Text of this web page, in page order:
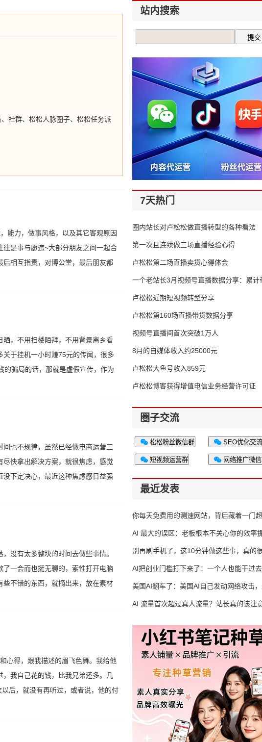
社群、松松人脉圈子、松松任务派
能力，做事风格，以及其它客观原因
是事与愿违~大部分朋友之间一起合
相互指责，对博公堂，最后朋友都
，不用扫楼陌拜，不用背景离乡看
于挂机一小时赚75元的传闻，很多
的骗局的话，那就是虚假宣传，作为
也不规律，虽然已经做电商运营三
快拿出解决方案，就很焦虑，感觉
下定决心，最近这种焦虑感日益强
没有太多整块的时间去做些事情。
一会而也挺无聊的，索性打开电脑
不错的东西，就摘出来，放在素材
心得，跟我描述的眉飞色舞。我给他
我自己花的钱，比我兄弟还多。几
后，就没有再听过，或者说，他的付
站内搜索
7天热门
圈内站长对卢松松做直播转型的各种看法
第一次且连续做三场直播经验心得
卢松松第二场直播卖货心得体会
一个老站长3月视频号直播数据分享：累计
65万
卢松松近期短视频转型分享
卢松松第160场直播带货数据分享
视频号直播间首次突破1万人
8月的自媒体收入约25000元
卢松松大鱼号收入859元
卢松松博客获得增值电信业务经营许可证
圈子交流
松松粉丝微信群 SEO优化交
短视频运营群 网络推广微
最近发表
你每天免费用的测速网站，背后藏着一门
生意
AI 最大的误区：老板根本不关心你的效率
别再刷手机了，这10分钟做这些事，真的
AI把创业门槛打下来了：一个人也能干过
人的活
美国AI翻车了：美国AI自己发动网络攻击
竟然靠中国AI帮忙善后
AI 流量首次超过真人流量？站长真的该注